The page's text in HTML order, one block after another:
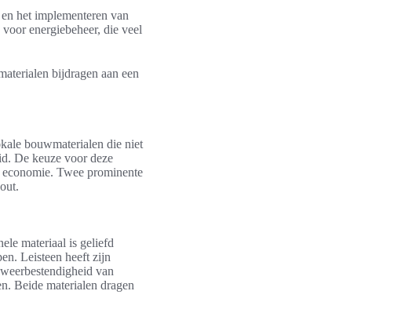
het implementeren van
energiebeheer, die veel
bijdragen aan een
bouwmaterialen die niet
De keuze voor deze
Twee prominente
materiaal is geliefd
Leisteen heeft zijn
van
Beide materialen dragen